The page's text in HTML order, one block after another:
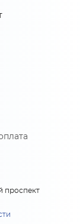
проспект